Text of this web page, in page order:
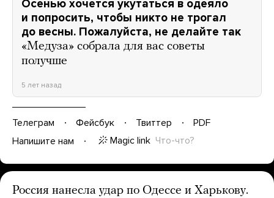
Осенью хочется укутаться в одеяло
и попросить, чтобы никто не трогал
до весны. Пожалуйста, не делайте так
«Медуза» собрала для вас советы
получше
5 лет назад
Телеграм Фейсбук Твиттер
PDF
Напишите нам
Magic link Что-что?
Россия нанесла удар по Одессе и Харькову.